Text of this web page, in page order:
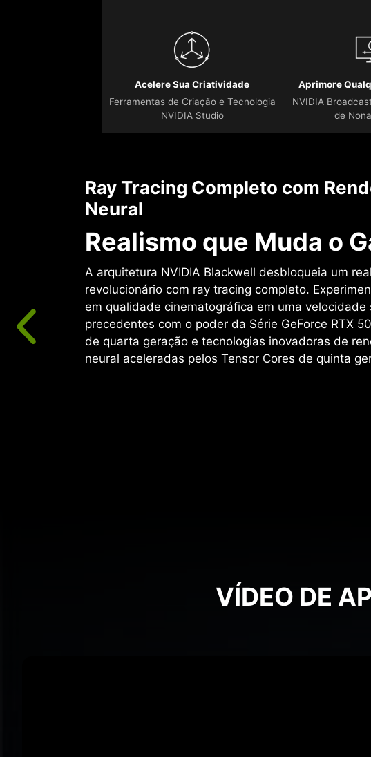
Acelere Sua Criatividade
Ferramentas de Criação e Tecnologia
NVIDIA Studio
Aprimore
NVIDIA
de
Ray Tracing Completo com
Neural
Realismo que Muda o
A arquitetura NVIDIA Blackwell desbloqueia um
revolucionário com ray tracing completo.
em qualidade cinematográfica em uma velocidade
precedentes com o poder da Série GeForce RTX
de quarta geração e tecnologias inovadoras de
neural aceleradas pelos Tensor Cores de quinta
VÍDEO DE